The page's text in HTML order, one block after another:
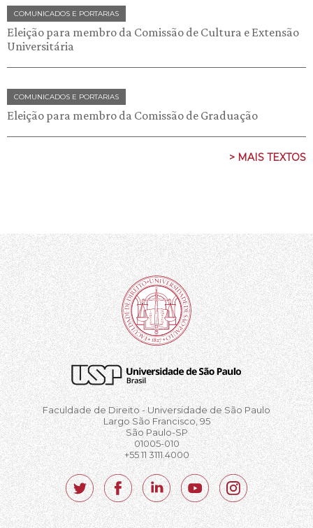
COMUNICADOS E PORTARIAS
Eleição para membro da Comissão de Cultura e Extensão
Universitária
COMUNICADOS E PORTARIAS
Eleição para membro da Comissão de Graduação
> MAIS TEXTOS
Faculdade de Direito - Universidade de São Paulo
Largo São Francisco, 95
São Paulo-SP
01005-010
+55 11 3111.4000